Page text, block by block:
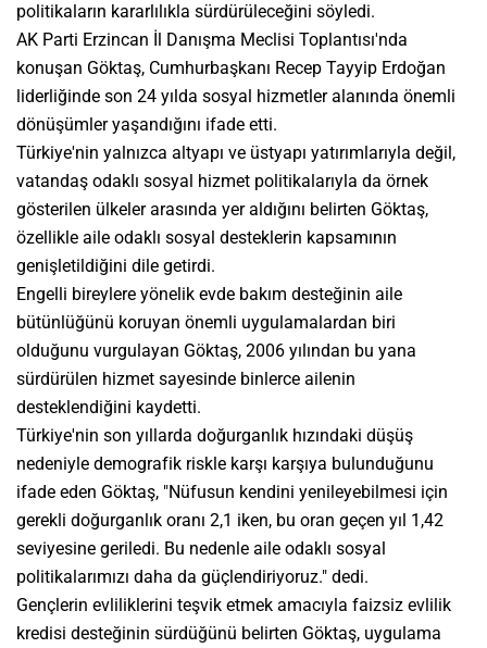
politikaların kararlılıkla sürdürüleceğini söyledi.
AK Parti Erzincan İl Danışma Meclisi Toplantısı'nda
konuşan Göktaş, Cumhurbaşkanı Recep Tayyip Erdoğan
liderliğinde son 24 yılda sosyal hizmetler alanında önemli
dönüşümler yaşandığını ifade etti.
Türkiye'nin yalnızca altyapı ve üstyapı yatırımlarıyla değil,
vatandaş odaklı sosyal hizmet politikalarıyla da örnek
gösterilen ülkeler arasında yer aldığını belirten Göktaş,
özellikle aile odaklı sosyal desteklerin kapsamının
genişletildiğini dile getirdi.
Engelli bireylere yönelik evde bakım desteğinin aile
bütünlüğünü koruyan önemli uygulamalardan biri
olduğunu vurgulayan Göktaş, 2006 yılından bu yana
sürdürülen hizmet sayesinde binlerce ailenin
desteklendiğini kaydetti.
Türkiye'nin son yıllarda doğurganlık hızındaki düşüş
nedeniyle demografik riskle karşı karşıya bulunduğunu
ifade eden Göktaş, "Nüfusun kendini yenileyebilmesi için
gerekli doğurganlık oranı 2,1 iken, bu oran geçen yıl 1,42
seviyesine geriledi. Bu nedenle aile odaklı sosyal
politikalarımızı daha da güçlendiriyoruz." dedi.
Gençlerin evliliklerini teşvik etmek amacıyla faizsiz evlilik
kredisi desteğinin sürdüğünü belirten Göktaş, uygulama